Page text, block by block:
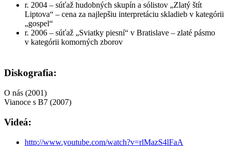
r. 2004 – súťaž hudobných skupín a sólistov „Zlatý štít
Liptova“ – cena za najlepšiu interpretáciu skladieb v kategórii
„gospel“
r. 2006 – súťaž „Sviatky piesní“ v Bratislave – zlaté pásmo
v kategórii komorných zborov
Diskografia:
O nás (2001)
Vianoce s B7 (2007)
Videá:
http://www.youtube.com/watch?v=rlMazS4lFaA